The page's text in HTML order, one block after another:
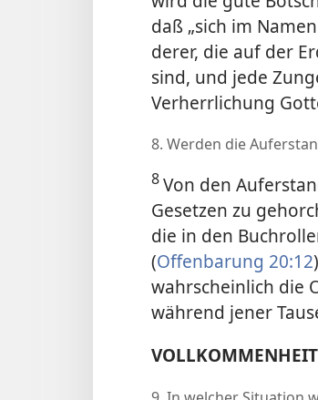
daß „sich im
derer, die auf der
sind, und jede
Verherrlichung
8. Werden die
8Von den
Gesetzen zu
die in den
(Offenbarung 20:12
wahrscheinlich die
während jener